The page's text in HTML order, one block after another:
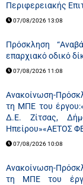
Περιφερειακής
07/08/2026 13:08
Πρόσκληση
επαρχιακό οδικό
07/08/2026 11:08
Ανακοίνωση-
τη ΜΠΕ του
Δ.Ε. Ζίτσας,
Ηπείρου»«ΑΕΤΟΣ
07/08/2026 10:08
Ανακοίνωση-
τη ΜΠΕ του